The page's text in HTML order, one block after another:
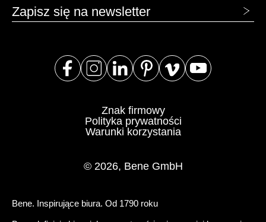
Zapisz się na newsletter
© 2026, Bene GmbH
Znak firmowy
Polityka prywatności
Warunki korzystania
Bene. Inspirujące biura. Od 1790 roku